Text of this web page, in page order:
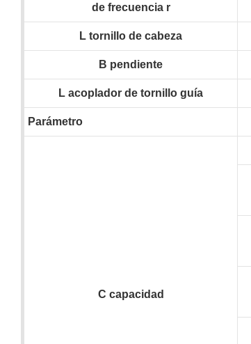
de frecuencia r
L tornillo de cabeza
B pendiente
L acoplador de tornillo guía
Parámetro
C capacidad